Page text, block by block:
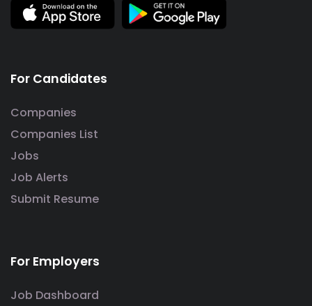
For Candidates
Companies
Companies List
Jobs
Job Alerts
Submit Resume
For Employers
Job Dashboard